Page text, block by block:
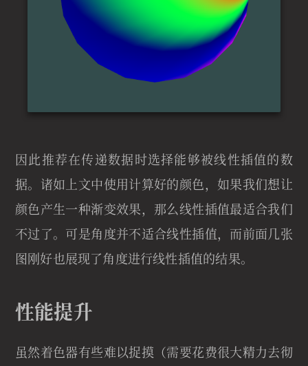
因此推荐在传递数据时选择能够被线性插值的数
据。诸如上文中使用计算好的颜色，如果我们想让
颜色产生一种渐变效果，那么线性插值最适合我们
不过了。可是角度并不适合线性插值，而前面几张
图刚好也展现了角度进行线性插值的结果。
性能提升
虽然着色器有些难以捉摸（需要花费很大精力去彻